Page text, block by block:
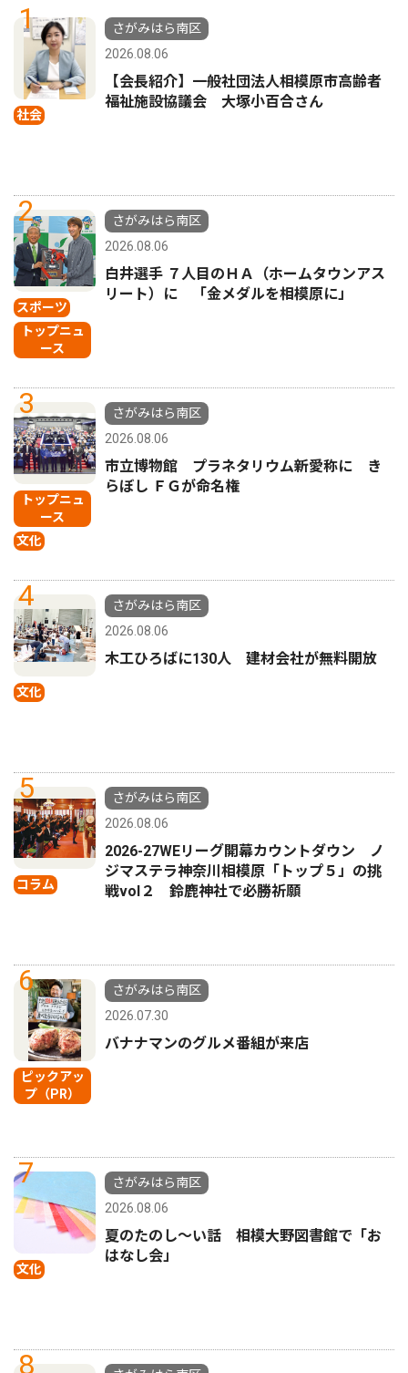
1
社会
さがみはら南区
2026.08.06
【会長紹介】一般社団法人相模原市高齢者
福祉施設協議会 大塚小百合さん
2
スポーツ
トップニュ
ース
さがみはら南区
2026.08.06
白井選手 ７人目のＨＡ（ホームタウンアス
リート）に 「金メダルを相模原に」
3
トップニュ
ース
文化
さがみはら南区
2026.08.06
市立博物館 プラネタリウム新愛称に き
らぼし ＦＧが命名権
4
文化
さがみはら南区
2026.08.06
木工ひろばに130人 建材会社が無料開放
5
コラム
さがみはら南区
2026.08.06
2026-27WEリーグ開幕カウントダウン ノ
ジマステラ神奈川相模原「トップ５」の挑
戦vol２ 鈴鹿神社で必勝祈願
6
ピックアッ
プ（PR）
さがみはら南区
2026.07.30
バナナマンのグルメ番組が来店
7
文化
さがみはら南区
2026.08.06
夏のたのし〜い話 相模大野図書館で「お
はなし会」
8